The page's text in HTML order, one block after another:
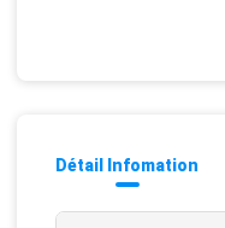
Détail Infomation